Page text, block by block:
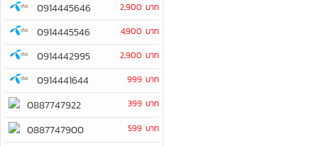
0914445646 2,900 บาท
0914445546 4,900 บาท
0914442995 2,900 บาท
0914441644 999 บาท
0887747922 399 บาท
0887747900 599 บาท